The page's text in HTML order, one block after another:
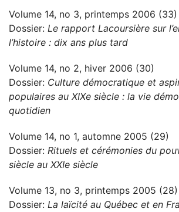
Volume 14, no 3, printemps 2006 (33)
Dossier: Le rapport Lacoursière sur
l’histoire : dix ans plus tard
Volume 14, no 2, hiver 2006 (30)
Dossier: Culture démocratique et
populaires au XIXe siècle : la vie
quotidien
Volume 14, no 1, automne 2005 (29)
Dossier: Rituels et cérémonies du
siècle au XXIe siècle
Volume 13, no 3, printemps 2005 (28)
Dossier: La laïcité au Québec et en